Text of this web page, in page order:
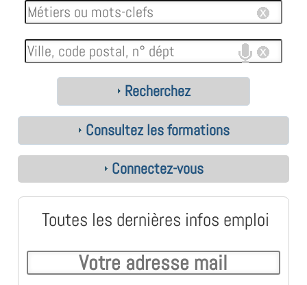
Recherchez
Consultez les formations
Connectez-vous
Toutes les dernières infos emploi